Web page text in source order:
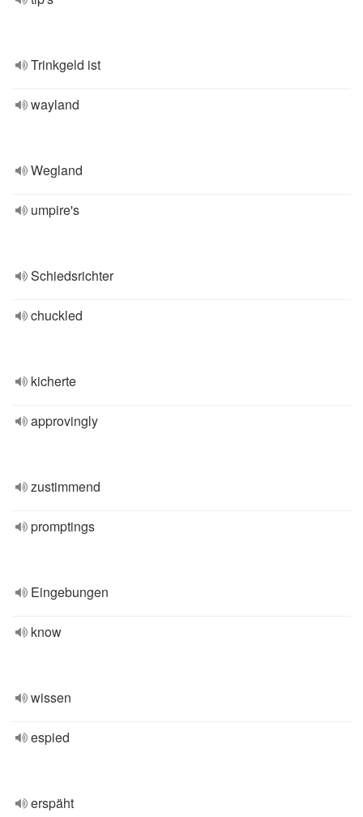
Trinkgeld ist
wayland
Wegland
umpire's
Schiedsrichter
chuckled
kicherte
approvingly
zustimmend
promptings
Eingebungen
know
wissen
espied
erspäht